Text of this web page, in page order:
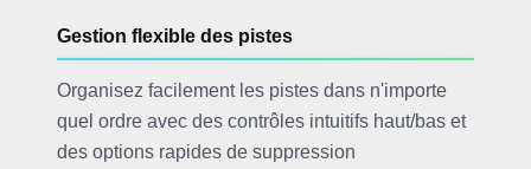
Gestion flexible des pistes
Organisez facilement les pistes dans n'importe
quel ordre avec des contrôles intuitifs haut/bas et
des options rapides de suppression